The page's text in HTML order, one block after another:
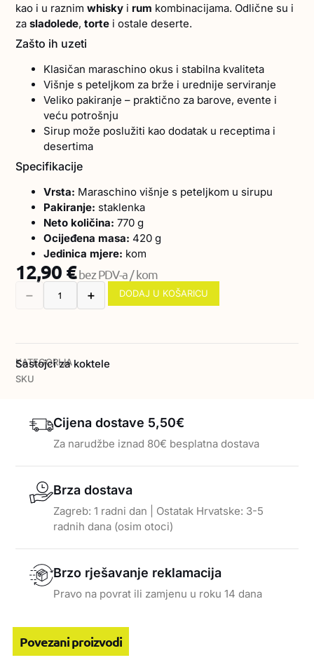
kao i u raznimwhisky i rum kombinacijama. Odlične su i
zasladolede,torte i ostale deserte.
Zašto ih uzeti
Klasičan maraschino okus i stabilna kvaliteta
Višnje s peteljkom za brže i urednije serviranje
Veliko pakiranje – praktično za barove, evente i
veću potrošnju
Sirup može poslužiti kao dodatak u receptima i
desertima
Specifikacije
Vrsta: Maraschino višnje s peteljkom u sirupu
Pakiranje: staklenka
Neto količina: 770 g
Ocijeđena masa: 420 g
Jedinica mjere: kom
12,90 €bez PDV-a / kom
➖ ➕ DODAJ U KOŠARICU
KATEGORIJA
Sastojci za koktele
SKU
Cijena dostave 5,50€
Za narudžbe iznad 80€ besplatna dostava
Brza dostava
Zagreb: 1 radni dan | Ostatak Hrvatske: 3-5
radnih dana (osim otoci)
Brzo rješavanje reklamacija
Pravo na povrat ili zamjenu u roku 14 dana
Povezani proizvodi